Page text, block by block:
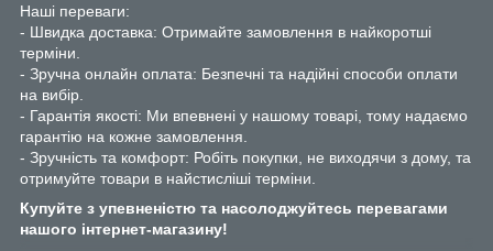
Наші переваги:
- Швидка доставка: Отримайте замовлення в найкоротші
терміни.
- Зручна онлайн оплата: Безпечні та надійні способи оплати
на вибір.
- Гарантія якості: Ми впевнені у нашому товарі, тому надаємо
гарантію на кожне замовлення.
- Зручність та комфорт: Робіть покупки, не виходячи з дому, та
отримуйте товари в найстисліші терміни.
Купуйте з упевненістю та насолоджуйтесь перевагами
нашого інтернет-магазину!